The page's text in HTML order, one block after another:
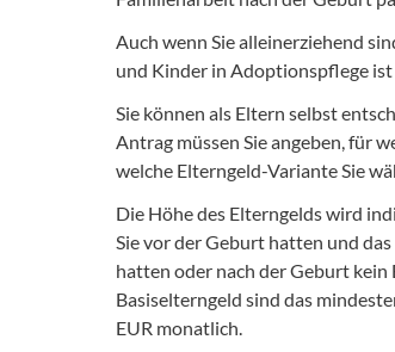
Auch wenn Sie alleinerziehend
und Kinder in Adoptionspflege ist
Sie können als Eltern selbst
Antrag müssen Sie angeben, für
welche Elterngeld-Variante Sie
Die Höhe des Elterngelds wird
Sie vor der Geburt hatten und
hatten oder nach der Geburt
Basiselterngeld sind das
EUR monatlich.